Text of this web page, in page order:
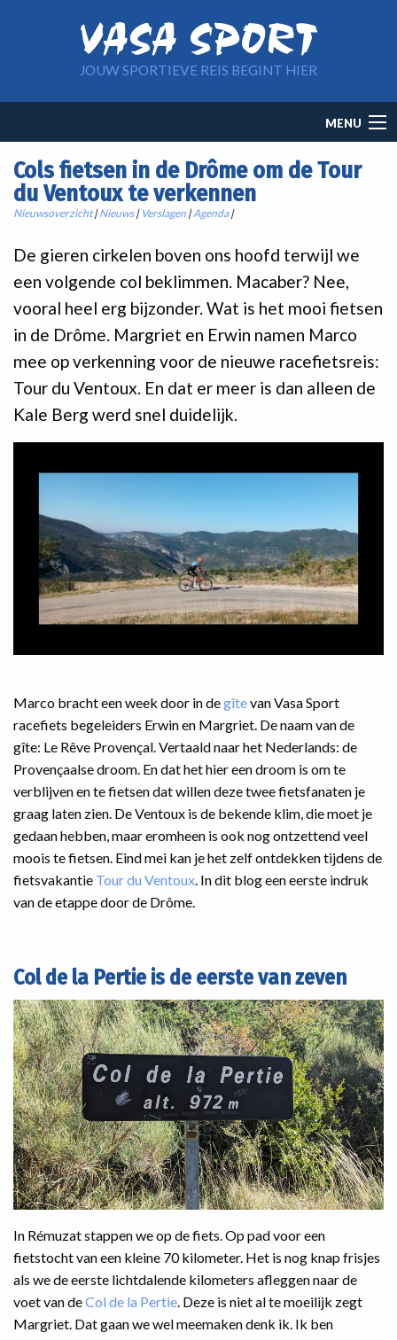
JOUW SPORTIEVE REIS BEGINT HIER
navigation
MENU
Cols fietsen in de Drôme om de Tour
du Ventoux te verkennen
Nieuwsoverzicht|Nieuws| Verslagen |Agenda|
De gieren cirkelen boven ons hoofd terwijl we
een volgende col beklimmen. Macaber? Nee,
vooral heel erg bijzonder. Wat is het mooi fietsen
in de Drôme. Margriet en Erwin namen Marco
mee op verkenning voor de nieuwe racefietsreis:
Tour du Ventoux. En dat er meer is dan alleen de
Kale Berg werd snel duidelijk.
Marco bracht een week door in degîtevan Vasa Sport
racefiets begeleiders Erwin en Margriet. De naam van de
gîte: Le Rêve Provençal. Vertaald naar het Nederlands: de
Provençaalse droom. En dat het hier een droom is om te
verblijven en te fietsen dat willen deze twee fietsfanaten je
graag laten zien. De Ventoux is de bekende klim, die moet je
gedaan hebben, maar eromheen is ook nog ontzettend veel
moois te fietsen. Eind mei kan je het zelf ontdekken tijdens de
fietsvakantie Tour du Ventoux. In dit blog een eerste indruk
van de etappe door de Drôme.
Col de la Pertie is de eerste van zeven
In Rémuzat stappen we op de fiets. Op pad voor een
fietstocht van een kleine 70 kilometer. Het is nog knap frisjes
als we de eerste lichtdalende kilometers afleggen naar de
voet van deCol de la Pertie. Deze is niet al te moeilijk zegt
Margriet. Dat gaan we wel meemaken denk ik. Ik ben